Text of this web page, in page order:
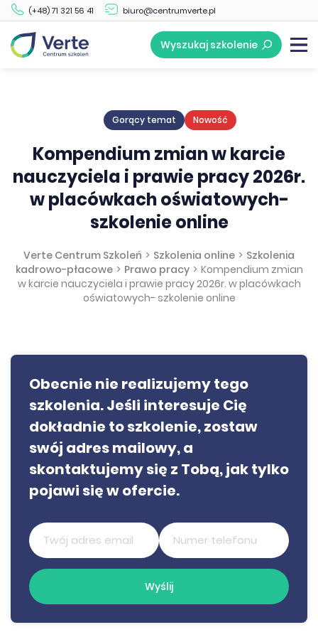
(+48) 71 321 56 41 biuro@centrumverte.pl
Wyszukaj szkolenie
Gorący temat Nowość
Kompendium zmian w karcie
nauczyciela i prawie pracy 2026r.
w placówkach oświatowych-
szkolenie online
Verte Centrum Szkoleń > Szkolenia online > Szkolenia
kadrowo-płacowe > Prawo pracy > Kompendium zmian
w karcie nauczyciela i prawie pracy 2026r. w placówkach
oświatowych- szkolenie online
Obecnie nie realizujemy tego
szkolenia. Jeśli interesuje Cię
dokładnie to szkolenie, zostaw
swój adres mailowy, a
skontaktujemy się z Tobą, jak tylko
pojawi się w ofercie.